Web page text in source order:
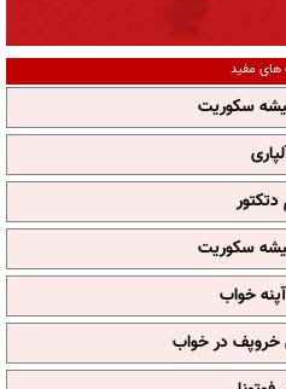
های مفید
سکوریت
دتکتور
سکوریت
خواب
خروپف در خواب